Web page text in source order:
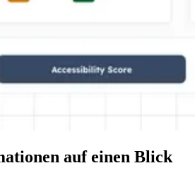
auf einen Blick